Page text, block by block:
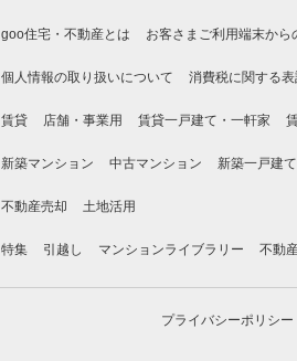
goo住宅・不動産とは お客さまご利用端末か
個人情報の取り扱いについて 消費税に関する
賃貸 店舗・事業用 賃貸一戸建て・一軒家
新築マンション 中古マンション 新築一戸建て
不動産売却 土地活用
特集 引越し マンションライブラリー 不動
プライバシーポリシー